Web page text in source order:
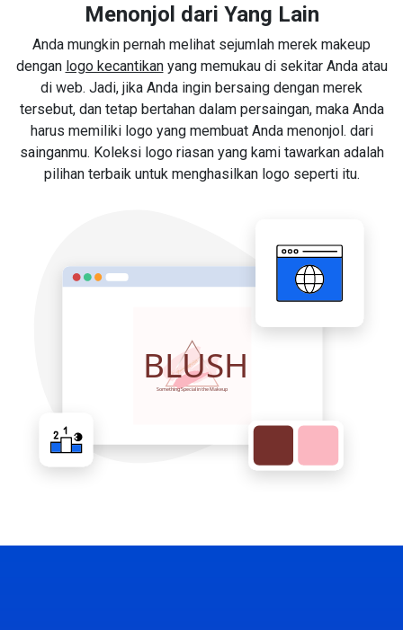
Menonjol dari Yang Lain
Anda mungkin pernah melihat sejumlah merek makeup
dengan logo kecantikanyang memukau di sekitar Anda atau
di web. Jadi, jika Anda ingin bersaing dengan merek
tersebut, dan tetap bertahan dalam persaingan, maka Anda
harus memiliki logo yang membuat Anda menonjol. dari
sainganmu. Koleksi logo riasan yang kami tawarkan adalah
pilihan terbaik untuk menghasilkan logo seperti itu.